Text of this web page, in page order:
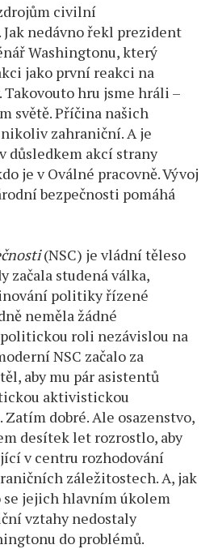
civilní
nedávno řekl prezident
Washingtonu, který
jako první reakci na
hru jsme hráli –
světě. Příčina našich
zahraniční. A je
akcí strany
je v Oválné pracovně. Vývoj
bezpečnosti pomáhá
(NSC) je vládní těleso
začala studená válka,
politiky řízené
neměla žádné
roli nezávislou na
NSC začalo za
aby mu pár asistentů
aktivistickou
dobré. Ale osazenstvo,
desítek let rozrostlo, aby
v centru rozhodování
záležitostech. A, jak
jejich hlavním úkolem
vztahy nedostaly
do problémů.